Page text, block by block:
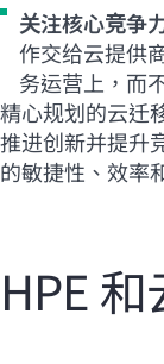
关注核心竞争
作交给云提供
务运营上，而
精心规划的云迁
推进创新并提升
的敏捷性、效率
HPE